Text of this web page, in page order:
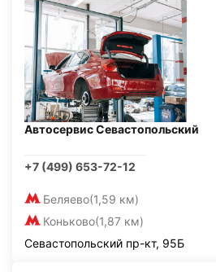
Автосервис Севастопольский
+7 (499) 653-72-12
Беляево(1,59 км)
Коньково(1,87 км)
Севастопольский пр-кт, 95Б